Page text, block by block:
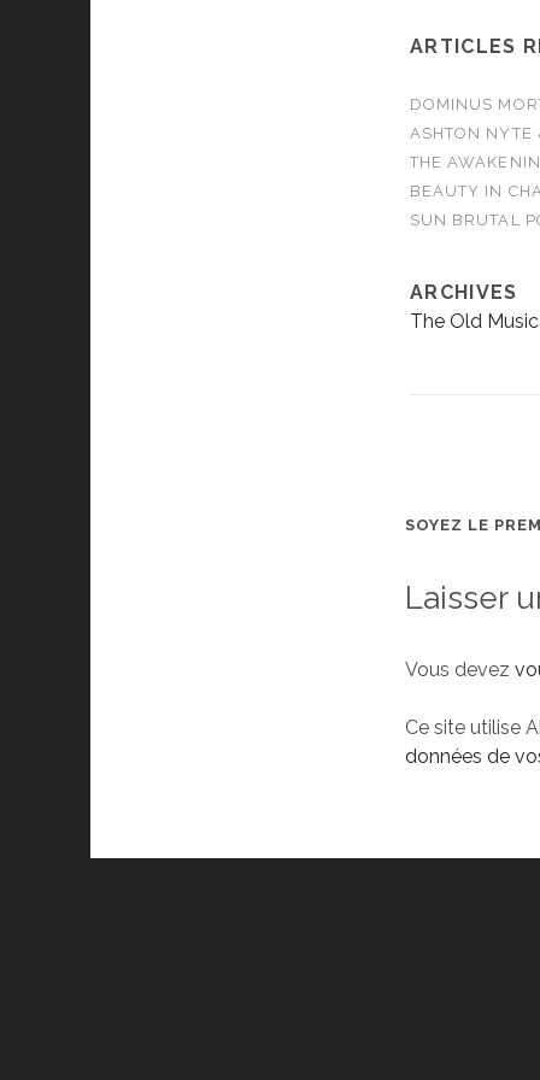
ARTICLES
DOMINUS
ASHTON NYTE
THE
BEAUTY IN
SUN BRUTAL
ARCHIVES
The Old
SOYEZ LE
Laisser
Vous devez
Ce site utilise
données de